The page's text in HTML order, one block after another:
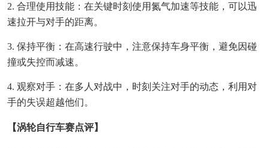
2. 合理使用技能：在关键时刻使用氮气加速等技能，可以迅
速拉开与对手的距离。
3. 保持平衡：在高速行驶中，注意保持车身平衡，避免因碰
撞或失控而减速。
4. 观察对手：在多人对战中，时刻关注对手的动态，利用对
手的失误超越他们。
【涡轮自行车赛点评】